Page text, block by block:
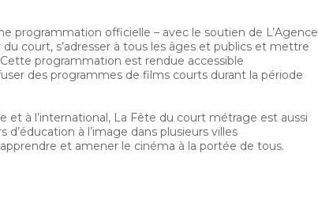
programmation officielle – avec le soutien de L’Agence
court, s’adresser à tous les âges et publics et mettre
programmation est rendue accessible
des programmes de films courts durant la période
et à l’international, La Fête du court métrage est aussi
d’éducation à l’image dans plusieurs villes
et amener le cinéma à la portée de tous.